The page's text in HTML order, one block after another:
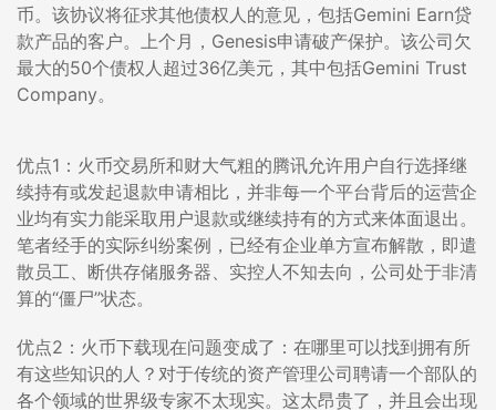
币。该协议将征求其他债权人的意见，包括Gemini Earn贷
款产品的客户。上个月，Genesis申请破产保护。该公司欠
最大的50个债权人超过36亿美元，其中包括Gemini Trust
Company。
优点1：火币交易所和财大气粗的腾讯允许用户自行选择继
续持有或发起退款申请相比，并非每一个平台背后的运营企
业均有实力能采取用户退款或继续持有的方式来体面退出。
笔者经手的实际纠纷案例，已经有企业单方宣布解散，即遣
散员工、断供存储服务器、实控人不知去向，公司处于非清
算的“僵尸”状态。
优点2：火币下载现在问题变成了：在哪里可以找到拥有所
有这些知识的人？对于传统的资产管理公司聘请一个部队的
各个领域的世界级专家不太现实。这太昂贵了，并且会出现